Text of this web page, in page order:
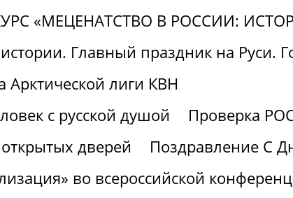
«МЕЦЕНАТСТВО В РОССИИ:
Главный праздник на Руси.
Арктической лиги КВН
с русской душой
Проверка
дверей
Поздравление С
во всероссийской